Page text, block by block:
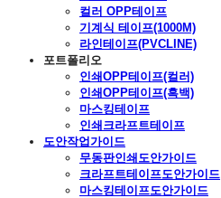
컬러 OPP테이프
기계식 테이프(1000M)
라인테이프(PVCLINE)
포트폴리오
인쇄OPP테이프(컬러)
인쇄OPP테이프(흑백)
마스킹테이프
인쇄크라프트테이프
도안작업가이드
무동판인쇄도안가이드
크라프트테이프도안가이드
마스킹테이프도안가이드